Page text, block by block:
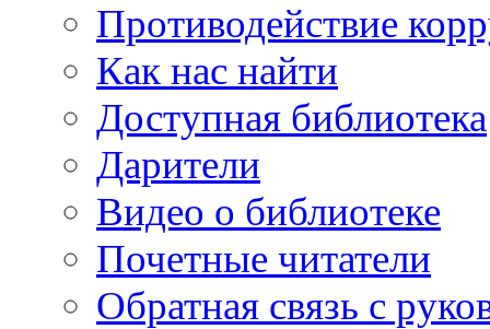
Противодействие
Как нас найти
Доступная библиотека
Дарители
Видео о библиотеке
Почетные читатели
Обратная связь с